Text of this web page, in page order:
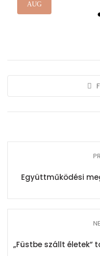
AUG
Együttműködési
„Füstbe szállt